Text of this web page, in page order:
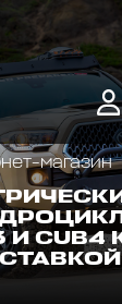
магазин
И